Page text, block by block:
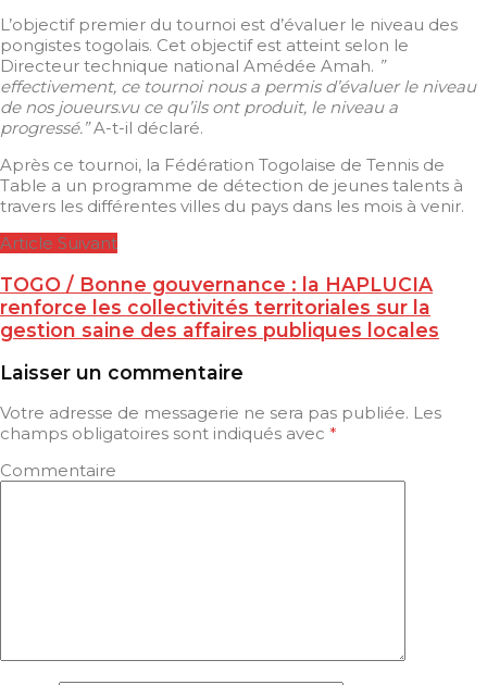
L’objectif premier du tournoi est d’évaluer le niveau des
pongistes togolais. Cet objectif est atteint selon le
Directeur technique national Amédée Amah. ”
effectivement, ce tournoi nous a permis d’évaluer le niveau
de nos joueurs.vu ce qu’ils ont produit, le niveau a
progressé.”A-t-il déclaré.
Après ce tournoi, la Fédération Togolaise de Tennis de
Table a un programme de détection de jeunes talents à
travers les différentes villes du pays dans les mois à venir.
Article Suivant
TOGO / Bonne gouvernance : la HAPLUCIA
renforce les collectivités territoriales sur la
gestion saine des affaires publiques locales
Laisser un commentaire
Votre adresse de messagerie ne sera pas publiée. Les
champs obligatoires sont indiqués avec *
Commentaire